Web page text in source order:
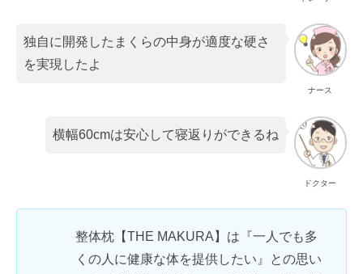
ナース
独自に開発したまくらの中身が適度な硬さ
を実現したよ
ドクター
横幅60cmは安心して寝返りができるね
整体枕【THE MAKURA】は『一人でも多
くの人に健康な体を提供したい』との思い